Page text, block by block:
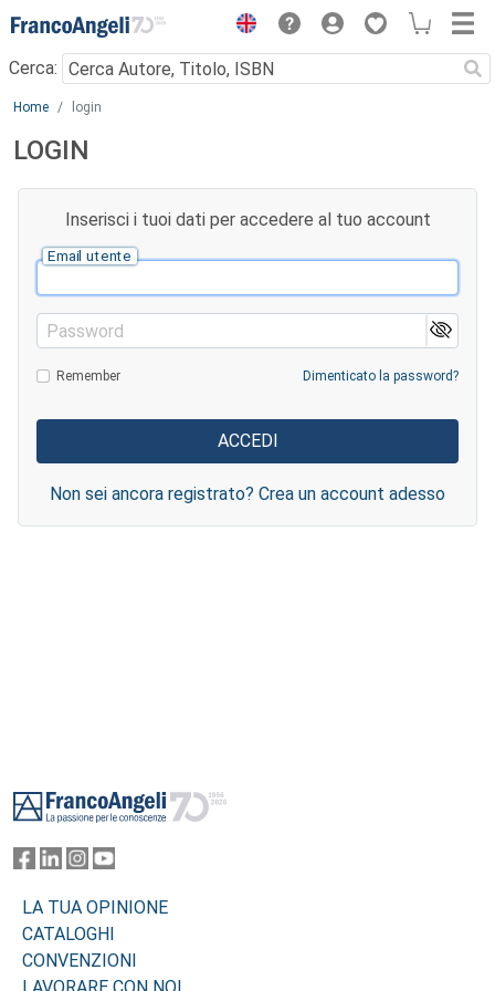
Menu
Cerca:
Main content
Home login
LOGIN
Inserisci i tuoi dati per accedere al tuo account
Email utente
Password
Remember Dimenticato la password?
Non sei ancora registrato? Crea un account adesso
LA TUA OPINIONE
CATALOGHI
CONVENZIONI